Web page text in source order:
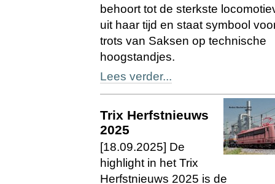
behoort tot de sterkste
uit haar tijd en staat symbool
trots van Saksen op technische
hoogstandjes.
Lees verder...
Trix Herfstnieuws
2025
[18.09.2025] De
highlight in het Trix
Herfstnieuws 2025 is de